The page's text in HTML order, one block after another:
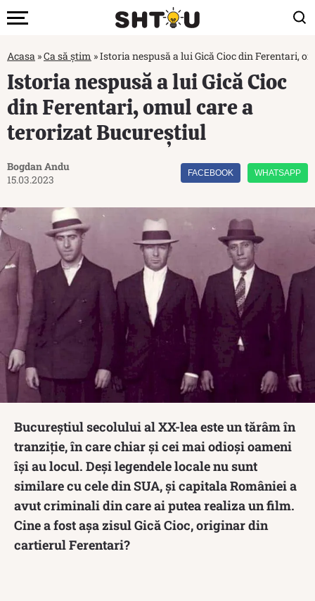
Acasa »Ca să știm »Istoria nespusă a lui Gică Cioc din Ferentari,
Istoria nespusă a lui Gică Cioc
din Ferentari, omul care a
terorizat Bucureștiul
Bogdan Andu
15.03.2023
FACEBOOK WHATSAPP
Bucureștiul secolului al XX-lea este un tărâm în
tranziție, în care chiar și cei mai odioși oameni
își au locul. Deși legendele locale nu sunt
similare cu cele din SUA, și capitala României a
avut criminali din care ai putea realiza un film.
Cine a fost așa zisul Gică Cioc, originar din
cartierul Ferentari?